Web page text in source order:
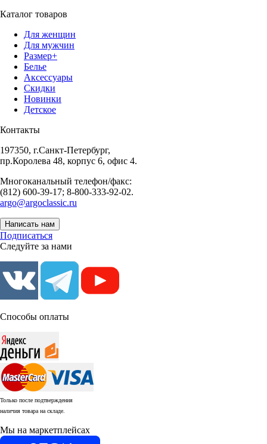
Каталог товаров
Для женщин
Для мужчин
Размер+
Белье
Аксессуары
Скидки
Новинки
Детское
Контакты
197350, г.Санкт-Петербург,
пр.Королева 48, корпус 6, офис 4.
Многоканальный телефон/факс:
(812) 600-39-17; 8-800-333-92-02.
argo@argoclassic.ru
Написать нам
Подписаться
Следуйте за нами
Способы оплаты
Только после подтверждения
наличия товара на складе.
Мы на маркетплейсах